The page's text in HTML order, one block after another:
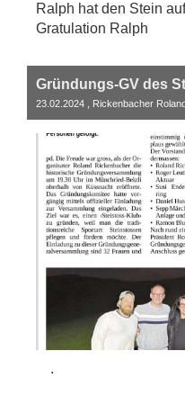
Ralph hat den Stein
Gratulation Ralph
23.02.2024 , Rickenbacher
.